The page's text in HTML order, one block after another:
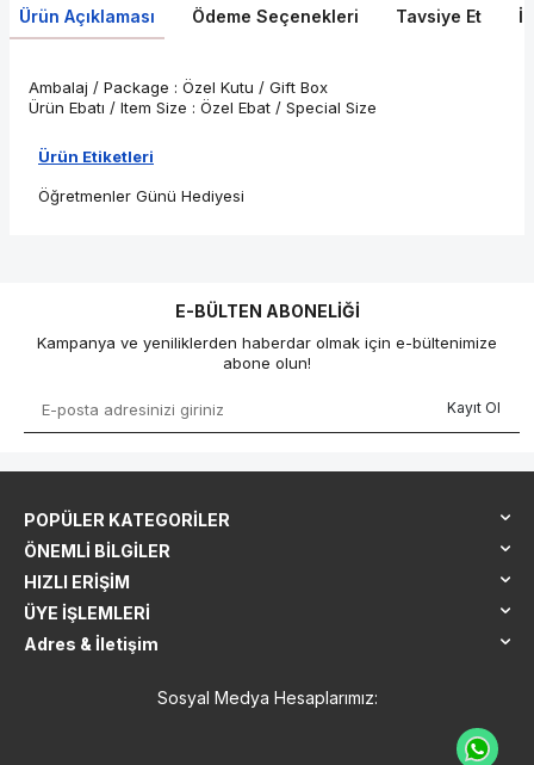
Ürün Açıklaması Ödeme Seçenekleri Tavsiye Et
Ambalaj / Package : Özel Kutu / Gift Box
Ürün Ebatı / Item Size : Özel Ebat / Special Size
Ürün Etiketleri
Öğretmenler Günü Hediyesi
E-BÜLTEN ABONELIĞI
Kampanya ve yeniliklerden haberdar olmak için e-bültenimize
abone olun!
Kayıt Ol
POPÜLER KATEGORILER
ÖNEMLI BILGILER
HIZLI ERIŞIM
ÜYE İŞLEMLERI
Adres & İletişim
Sosyal Medya Hesaplarımız: